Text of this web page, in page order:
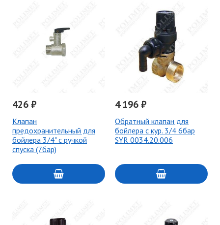
426 ₽
Клапан
предохранительный для
бойлера 3/4" с ручкой
спуска (7бар)
4 196 ₽
Обратный клапан для
бойлера с кур. 3/4 6бар
SYR 0034.20.006